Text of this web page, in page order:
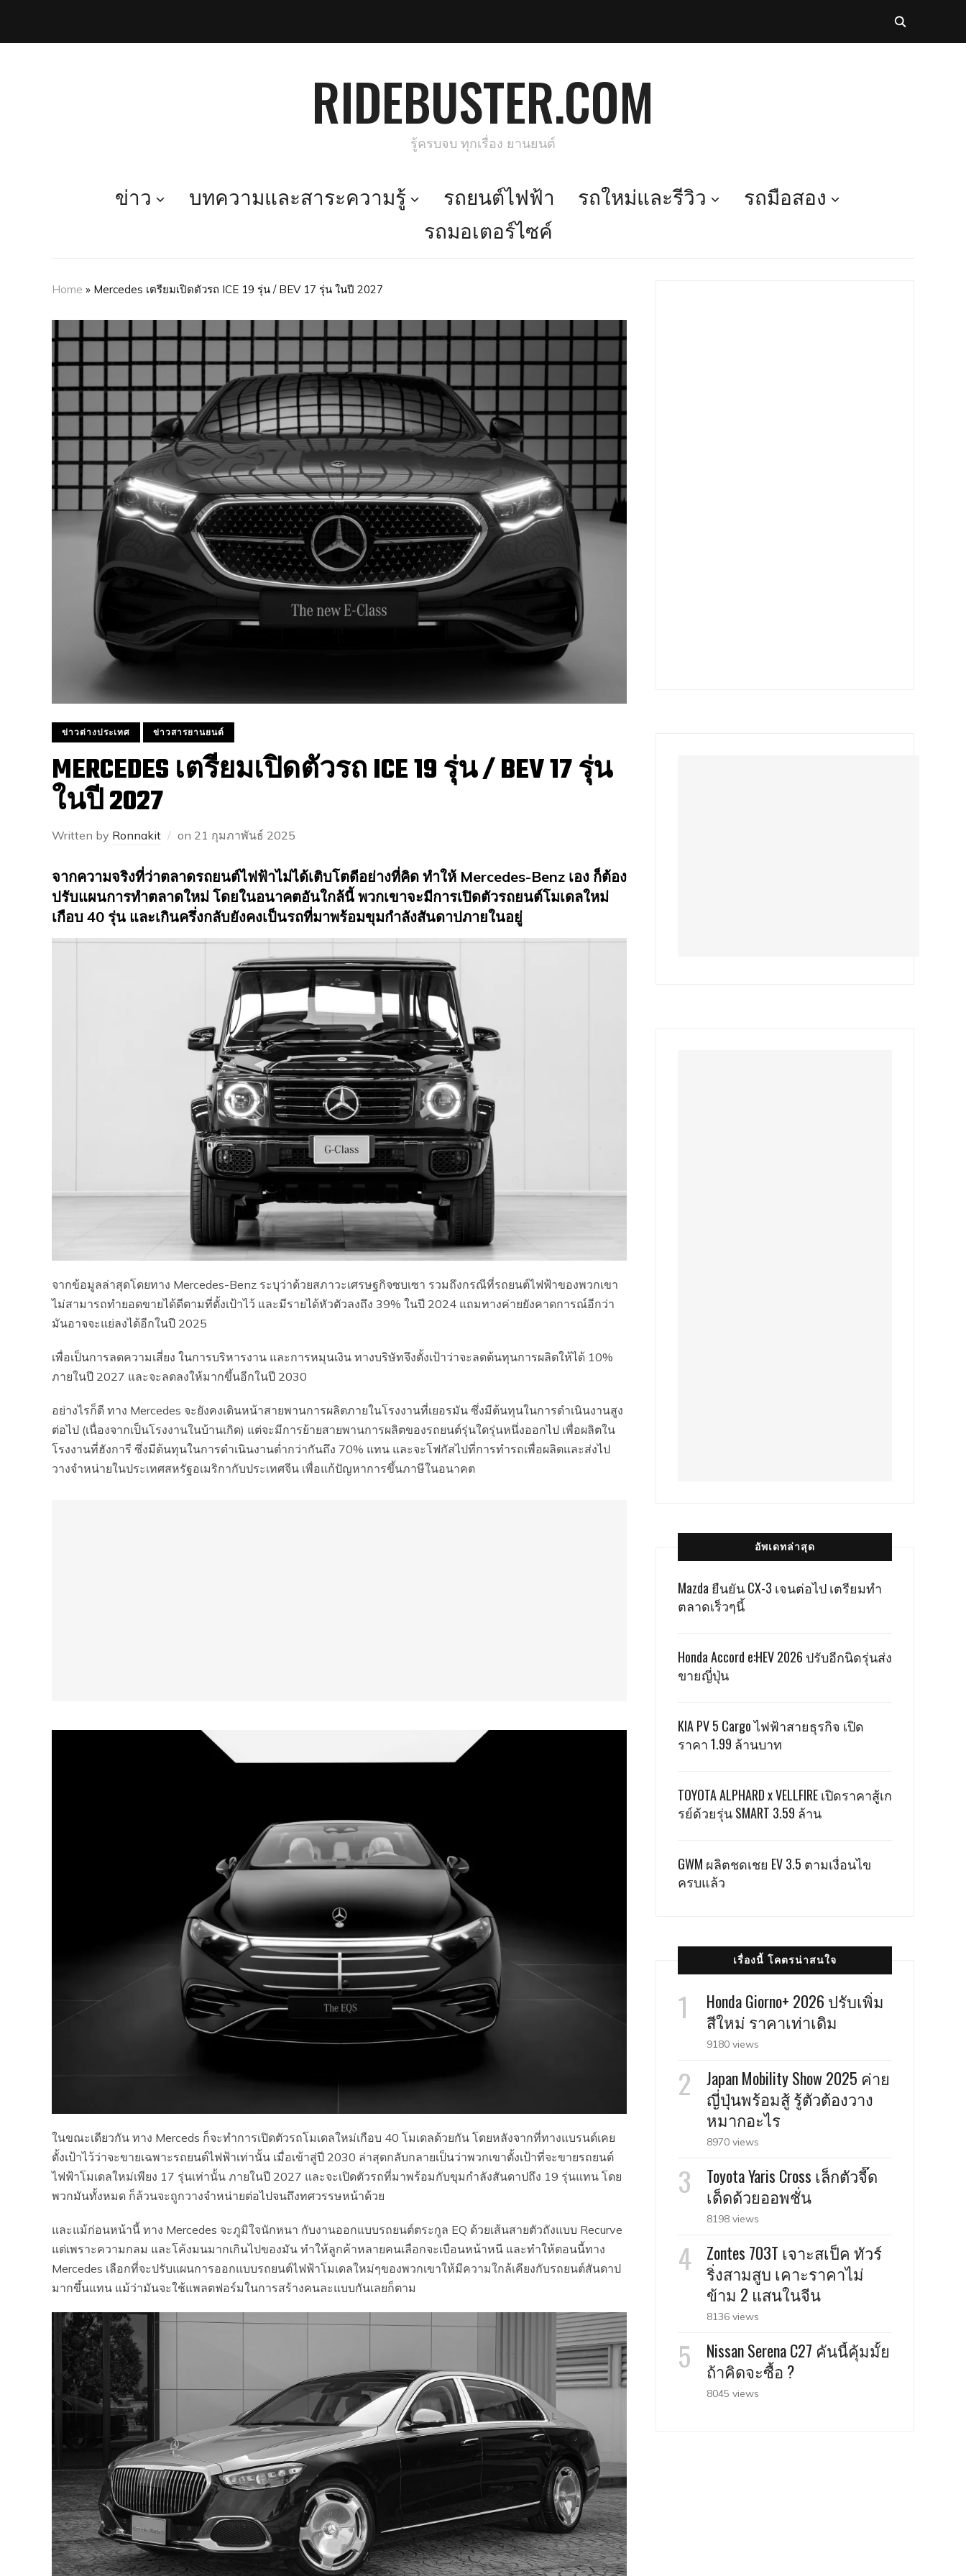
RIDEBUSTER.COM
รู้ครบจบ ทุกเรื่อง ยานยนต์
ข่าว บทความและสาระความรู้ รถยนต์ไฟฟ้า รถใหม่และรีวิว
รถมือสอง
รถมอเตอร์ไซค์
Home » Mercedes เตรียมเปิดตัวรถ ICE 19 รุ่น / BEV 17 รุ่น ในปี 2027
ข่าวต่างประเทศ ข่าวสารยานยนต์
MERCEDES เตรียมเปิดตัวรถ ICE 19 รุ่น / BEV 17 รุ่น
ในปี 2027
Written by Ronnakit on 21 กุมภาพันธ์ 2025
จากความจริงที่ว่าตลาดรถยนต์ไฟฟ้าไม่ได้เติบโตดีอย่างที่คิด ทำให้ Mercedes-Benz เอง ก็ต้อง
ปรับแผนการทำตลาดใหม่ โดยในอนาคตอันใกล้นี้ พวกเขาจะมีการเปิดตัวรถยนต์โมเดลใหม่
เกือบ 40 รุ่น และเกินครึ่งกลับยังคงเป็นรถที่มาพร้อมขุมกำลังสันดาปภายในอยู่
จากข้อมูลล่าสุดโดยทาง Mercedes-Benz ระบุว่าด้วยสภาวะเศรษฐกิจซบเซา รวมถึงกรณีที่รถยนต์ไฟฟ้าของพวกเขา
ไม่สามารถทำยอดขายได้ดีตามที่ตั้งเป้าไว้ และมีรายได้หัวตัวลงถึง 39% ในปี 2024 แถมทางค่ายยังคาดการณ์อีกว่า
มันอาจจะแย่ลงได้อีกในปี 2025
เพื่อเป็นการลดความเสี่ยง ในการบริหารงาน และการหมุนเงิน ทางบริษัทจึงตั้งเป้าว่าจะลดต้นทุนการผลิตให้ได้ 10%
ภายในปี 2027 และจะลดลงให้มากขึ้นอีกในปี 2030
อย่างไรก็ดี ทาง Mercedes จะยังคงเดินหน้าสายพานการผลิตภายในโรงงานที่เยอรมัน ซึ่งมีต้นทุนในการดำเนินงานสูง
ต่อไป (เนื่องจากเป็นโรงงานในบ้านเกิด) แต่จะมีการย้ายสายพานการผลิตของรถยนต์รุ่นใดรุ่นหนึ่งออกไป เพื่อผลิตใน
โรงงานที่ฮังการี ซึ่งมีต้นทุนในการดำเนินงานต่ำกว่ากันถึง 70% แทน และจะโฟกัสไปที่การทำรถเพื่อผลิตและส่งไป
วางจำหน่ายในประเทศสหรัฐอเมริกากับประเทศจีน เพื่อแก้ปัญหาการขึ้นภาษีในอนาคต
ในขณะเดียวกัน ทาง Merceds ก็จะทำการเปิดตัวรถโมเดลใหม่เกือบ 40 โมเดลด้วยกัน โดยหลังจากที่ทางแบรนด์เคย
ตั้งเป้าไว้ว่าจะขายเฉพาะรถยนต์ไฟฟ้าเท่านั้น เมื่อเข้าสู่ปี 2030 ล่าสุดกลับกลายเป็นว่าพวกเขาตั้งเป้าที่จะขายรถยนต์
ไฟฟ้าโมเดลใหม่เพียง 17 รุ่นเท่านั้น ภายในปี 2027 และจะเปิดตัวรถที่มาพร้อมกับขุมกำลังสันดาปถึง 19 รุ่นแทน โดย
พวกมันทั้งหมด ก็ล้วนจะถูกวางจำหน่ายต่อไปจนถึงทศวรรษหน้าด้วย
และแม้ก่อนหน้านี้ ทาง Mercedes จะภูมิใจนักหนา กับงานออกแบบรถยนต์ตระกูล EQ ด้วยเส้นสายตัวถังแบบ Recurve
แต่เพราะความกลม และโค้งมนมากเกินไปของมัน ทำให้ลูกค้าหลายคนเลือกจะเบือนหน้าหนี และทำให้ตอนนี้ทาง
Mercedes เลือกที่จะปรับแผนการออกแบบรถยนต์ไฟฟ้าโมเดลใหม่ๆของพวกเขาให้มีความใกล้เคียงกับรถยนต์สันดาป
มากขึ้นแทน แม้ว่ามันจะใช้แพลตฟอร์มในการสร้างคนละแบบกันเลยก็ตาม
อัพเดทล่าสุด
Mazda ยืนยัน CX-3 เจนต่อไป เตรียมทำ
ตลาดเร็วๆนี้
Honda Accord e:HEV 2026 ปรับอีกนิดรุ่นส่ง
ขายญี่ปุ่น
KIA PV 5 Cargo ไฟฟ้าสายธุรกิจ เปิด
ราคา 1.99 ล้านบาท
TOYOTA ALPHARD x VELLFIRE เปิดราคาสู้เก
รย์ด้วยรุ่น SMART 3.59 ล้าน
GWM ผลิตชดเชย EV 3.5 ตามเงื่อนไข
ครบแล้ว
เรื่องนี้ โคตรน่าสนใจ
Honda Giorno+ 2026 ปรับเพิ่ม
สีใหม่ ราคาเท่าเดิม
9180 views
Japan Mobility Show 2025 ค่าย
ญี่ปุ่นพร้อมสู้ รู้ตัวต้องวาง
หมากอะไร
8970 views
Toyota Yaris Cross เล็กตัวจี๊ด
เด็ดด้วยออพชั่น
8198 views
Zontes 703T เจาะสเป็ค ทัวร์
ริ่งสามสูบ เคาะราคาไม่
ข้าม 2 แสนในจีน
8136 views
Nissan Serena C27 คันนี้คุ้มมั้ย
ถ้าคิดจะซื้อ ?
8045 views